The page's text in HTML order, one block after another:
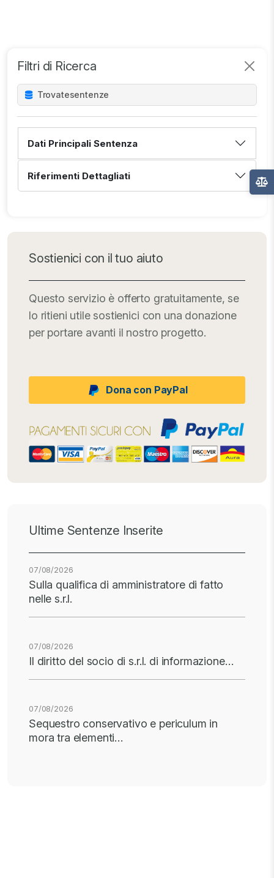
Filtri di Ricerca
Trovatesentenze
Dati Principali Sentenza
Riferimenti Dettagliati
Sostienici con il tuo aiuto
Questo servizio è offerto gratuitamente, se
lo ritieni utile sostienici con una donazione
per portare avanti il nostro progetto.
Dona con PayPal
Ultime Sentenze Inserite
07/08/2026
Sulla qualifica di amministratore di fatto
nelle s.r.l.
07/08/2026
Il diritto del socio di s.r.l. di informazione…
07/08/2026
Sequestro conservativo e periculum in
mora tra elementi…